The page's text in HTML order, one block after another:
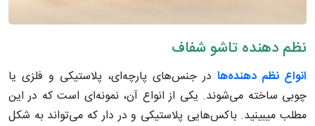
نظم دهنده تاشو شفاف
انواع نظم دهنده‌ها در جنس‌های پارچه‌ای، پلاستیکی و فلزی یا
چوبی ساخته می‌شوند. یکی از انواع آن، نمونه‌ای است که در این
مطلب میبینید. باکس‌هایی پلاستیکی و در دار که می‌تواند به شکل